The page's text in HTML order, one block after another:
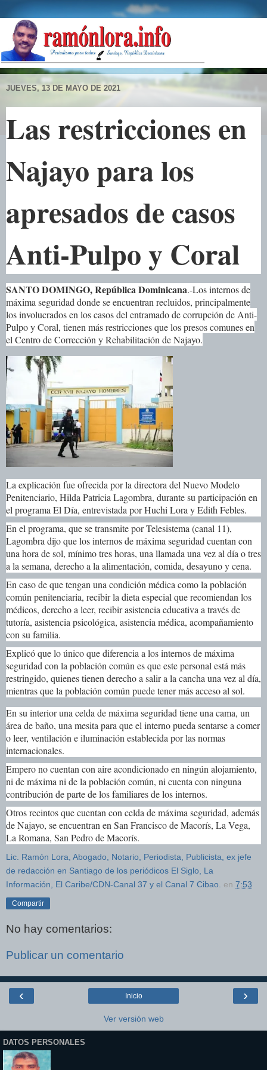
JUEVES, 13 DE MAYO DE 2021
Las restricciones en
Najayo para los
apresados de casos
Anti-Pulpo y Coral
SANTO DOMINGO, República Dominicana.-Los internos de
máxima seguridad donde se encuentran recluidos, principalmente
los involucrados en los casos del entramado de corrupción de Anti-
Pulpo y Coral, tienen más restricciones que los presos comunes en
el Centro de Corrección y Rehabilitación de Najayo.
La explicación fue ofrecida por la directora del Nuevo Modelo
Penitenciario, Hilda Patricia Lagombra, durante su participación en
el programa El Día, entrevistada por Huchi Lora y Edith Febles.
En el programa, que se transmite por Telesistema (canal 11),
Lagombra dijo que los internos de máxima seguridad cuentan con
una hora de sol, mínimo tres horas, una llamada una vez al día o tres
a la semana, derecho a la alimentación, comida, desayuno y cena.
En caso de que tengan una condición médica como la población
común penitenciaria, recibir la dieta especial que recomiendan los
médicos, derecho a leer, recibir asistencia educativa a través de
tutoría, asistencia psicológica, asistencia médica, acompañamiento
con su familia.
Explicó que lo único que diferencia a los internos de máxima
seguridad con la población común es que este personal está más
restringido, quienes tienen derecho a salir a la cancha una vez al día,
mientras que la población común puede tener más acceso al sol.
En su interior una celda de máxima seguridad tiene una cama, un
área de baño, una mesita para que el interno pueda sentarse a comer
o leer, ventilación e iluminación establecida por las normas
internacionales.
Empero no cuentan con aire acondicionado en ningún alojamiento,
ni de máxima ni de la población común, ni cuenta con ninguna
contribución de parte de los familiares de los internos.
Otros recintos que cuentan con celda de máxima seguridad, además
de Najayo, se encuentran en San Francisco de Macorís, La Vega,
La Romana, San Pedro de Macorís.
Lic. Ramón Lora, Abogado, Notario, Periodista, Publicista, ex jefe
de redacción en Santiago de los periódicos El Siglo, La
Información, El Caribe/CDN-Canal 37 y el Canal 7 Cibao. en 7:53
Compartir
No hay comentarios:
Publicar un comentario
‹ ›
Inicio
Ver versión web
DATOS PERSONALES